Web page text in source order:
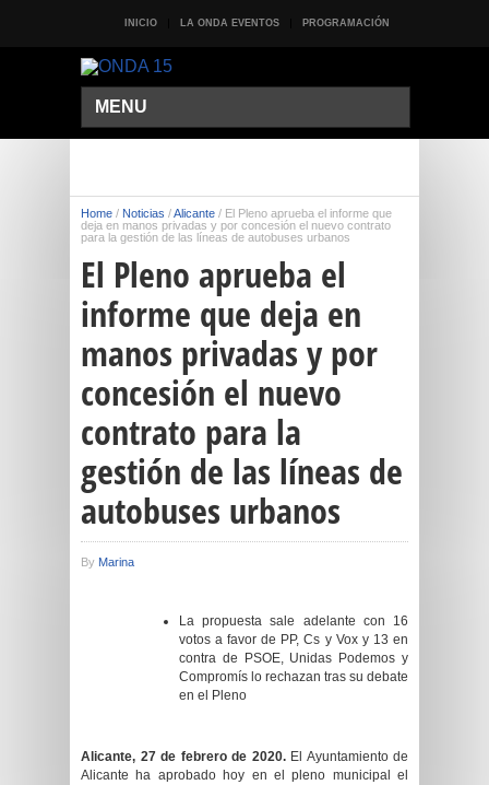
INICIO LA ONDA EVENTOS PROGRAMACIÓN
MENU
Home / Noticias /Alicante / El Pleno aprueba el informe que
deja en manos privadas y por concesión el nuevo contrato
para la gestión de las líneas de autobuses urbanos
El Pleno aprueba el
informe que deja en
manos privadas y por
concesión el nuevo
contrato para la
gestión de las líneas de
autobuses urbanos
By Marina
La propuesta sale adelante con 16
votos a favor de PP, Cs y Vox y 13 en
contra de PSOE, Unidas Podemos y
Compromís lo rechazan tras su debate
en el Pleno
Alicante, 27 de febrero de 2020. El Ayuntamiento de
Alicante ha aprobado hoy en el pleno municipal el